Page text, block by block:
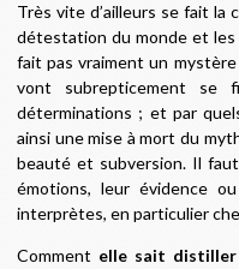
Très vite d’ailleurs se fait la
détestation du monde et les
fait pas vraiment un mystère
vont subrepticement se
déterminations ; et par
ainsi une mise à mort du
beauté et subversion. Il
émotions, leur évidence
interprètes, en particulier
Comment elle sait distiller